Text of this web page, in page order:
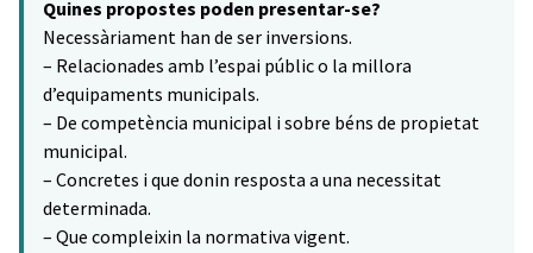
−
Quines propostes poden presentar-se?
Necessàriament han de ser inversions.
– Relacionades amb l’espai públic o la millora
d’equipaments municipals.
– De competència municipal i sobre béns de propietat
municipal.
– Concretes i que donin resposta a una necessitat
determinada.
– Que compleixin la normativa vigent.